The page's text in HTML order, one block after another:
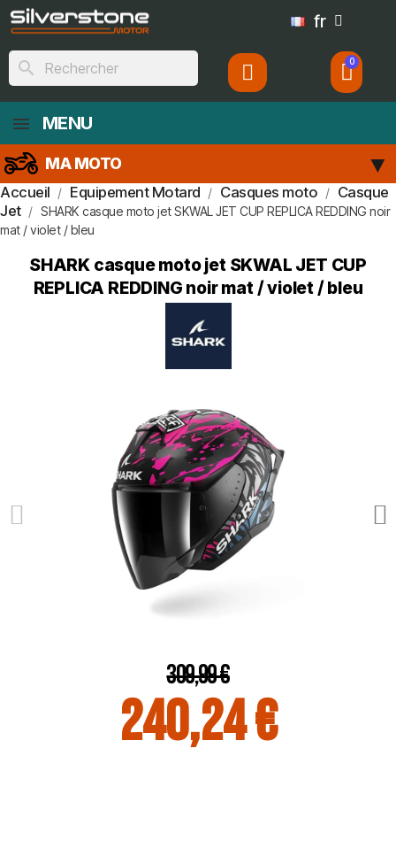
fr
search
MENU
MA MOTO
Accueil Equipement Motard Casques moto
Casque
Jet
SHARK casque moto jet SKWAL JET CUP REPLICA REDDING noir
mat / violet / bleu
SHARK casque moto jet SKWAL JET CUP
REPLICA REDDING noir mat / violet / bleu
309,99 €
240,24 €